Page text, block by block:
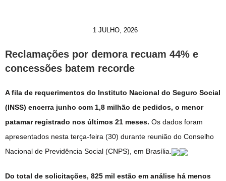
1 JULHO, 2026
Reclamações por demora recuam 44% e
concessões batem recorde
A fila de requerimentos do Instituto Nacional do Seguro Social
(INSS) encerra junho com 1,8 milhão de pedidos, o menor
patamar registrado nos últimos 21 meses. Os dados foram
apresentados nesta terça-feira (30) durante reunião do Conselho
Nacional de Previdência Social (CNPS), em Brasília.
Do total de solicitações, 825 mil estão em análise há menos